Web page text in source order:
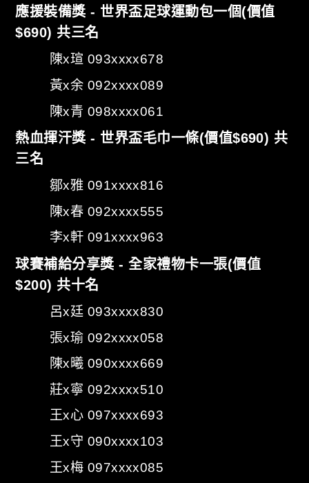
應援裝備獎 - 世界盃足球運動包一個(價值
$690) 共三名
陳x瑄 093xxxx678
黃x余 092xxxx089
陳x青 098xxxx061
熱血揮汗獎 - 世界盃毛巾一條(價值$690) 共
三名
鄒x雅 091xxxx816
陳x春 092xxxx555
李x軒 091xxxx963
球賽補給分享獎 - 全家禮物卡一張(價值
$200) 共十名
呂x廷 093xxxx830
張x瑜 092xxxx058
陳x曦 090xxxx669
莊x寧 092xxxx510
王x心 097xxxx693
王x守 090xxxx103
王x梅 097xxxx085